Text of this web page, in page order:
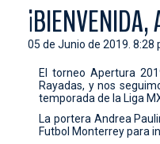
TIENDA
ESTADIO
PRENSA
CONTACTO
05 de Junio de 2019. 8:28
El torneo Apertura
Rayadas, y nos
temporada de la Liga
La portera Andrea
Futbol Monterrey para